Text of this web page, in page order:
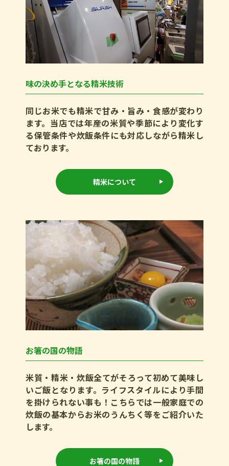
味の決め手となる精米技術
同じお米でも精米で甘み・旨み・食感が変わり
ます。当店では年産の米質や季節により変化す
る保管条件や炊飯条件にも対応しながら精米し
ております。
精米について
お箸の国の物語
米質・精米・炊飯全てがそろって初めて美味し
いご飯となります。ライフスタイルにより手間
を掛けられない事も！こちらでは一般家庭での
炊飯の基本からお米のうんちく等をご紹介いた
します。
お箸の国の物語